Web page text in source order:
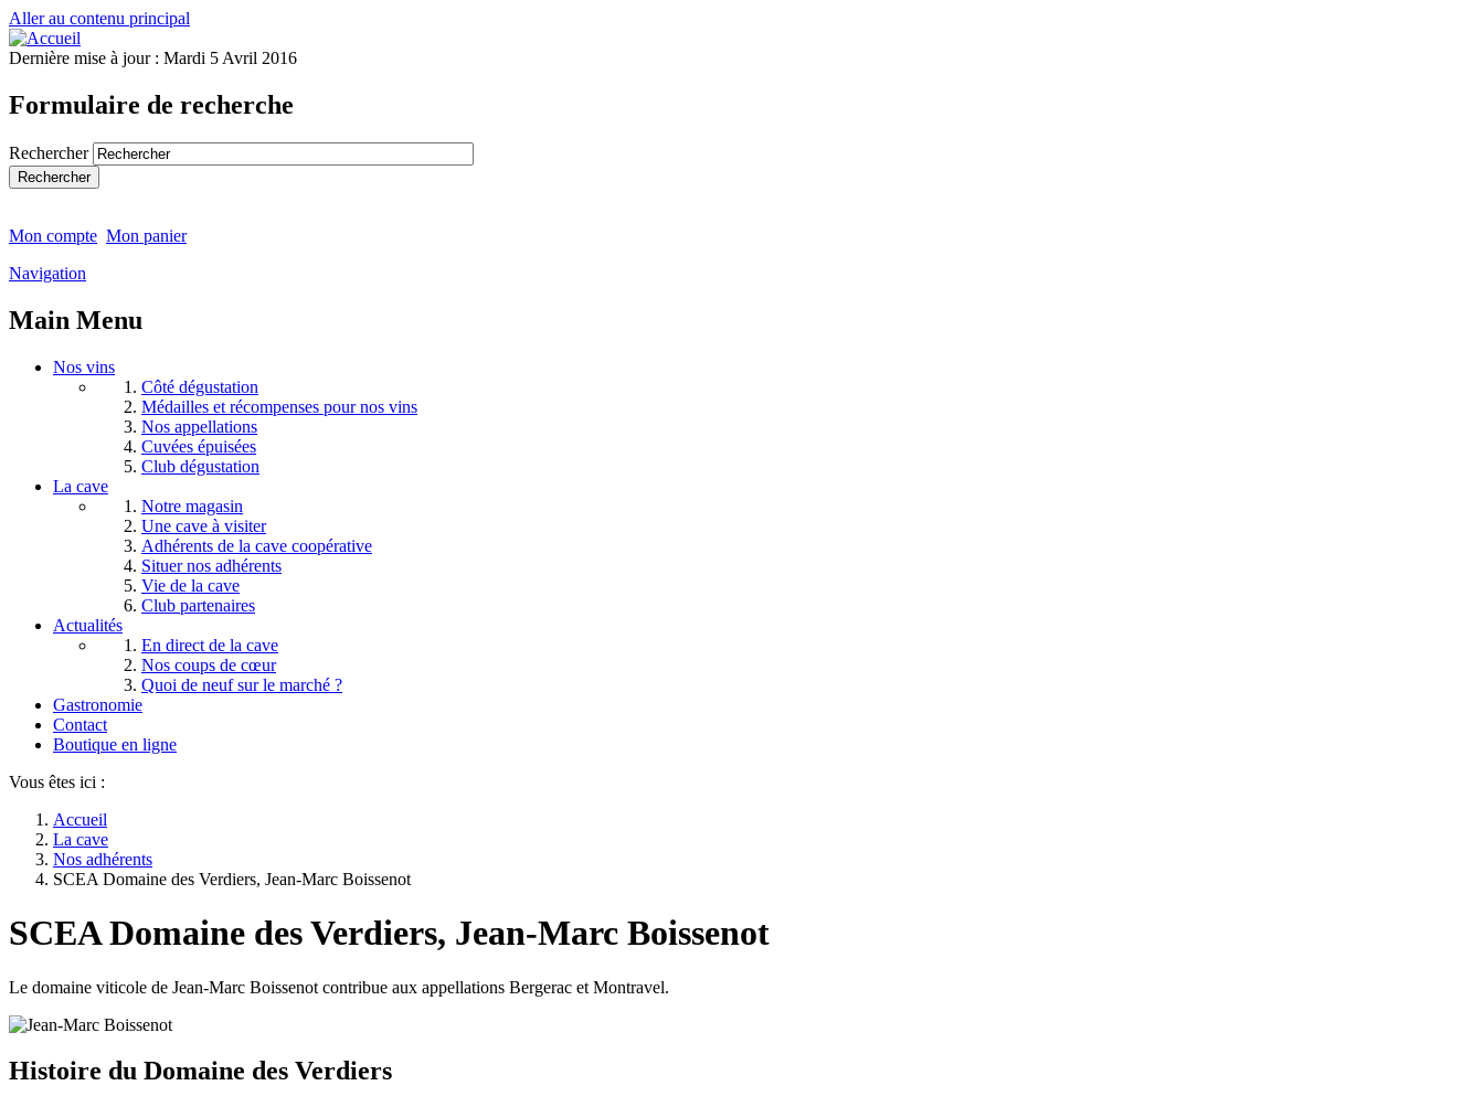
Aller au contenu principal
Dernière mise à jour : Mardi 5 Avril 2016
Formulaire de recherche
Rechercher
Mon compte Mon panier
Navigation
Main Menu
Nos vins
Côté dégustation
Médailles et récompenses pour nos vins
Nos appellations
Cuvées épuisées
Club dégustation
La cave
Notre magasin
Une cave à visiter
Adhérents de la cave coopérative
Situer nos adhérents
Vie de la cave
Club partenaires
Actualités
En direct de la cave
Nos coups de cœur
Quoi de neuf sur le marché ?
Gastronomie
Contact
Boutique en ligne
Vous êtes ici :
Accueil
La cave
Nos adhérents
SCEA Domaine des Verdiers, Jean-Marc Boissenot
SCEA Domaine des Verdiers, Jean-Marc Boissenot
Le domaine viticole de Jean-Marc Boissenot contribue aux appellations Bergerac et Montravel.
Histoire du Domaine des Verdiers